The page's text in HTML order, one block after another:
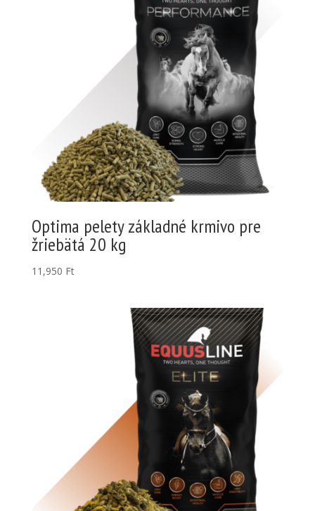
Optima pelety základné krmivo pre
žriebätá 20 kg
11,950 Ft